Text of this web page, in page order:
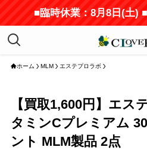
■臨時休業：8月8日(土) ■査定
ホーム MLM エステプロラボ
【買取1,600円】エス
タミンCプレミアム
ント MLM製品 2点